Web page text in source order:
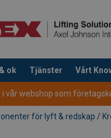
ok Tjänster Vårt
i vår webshop som
för lyft & redskap /